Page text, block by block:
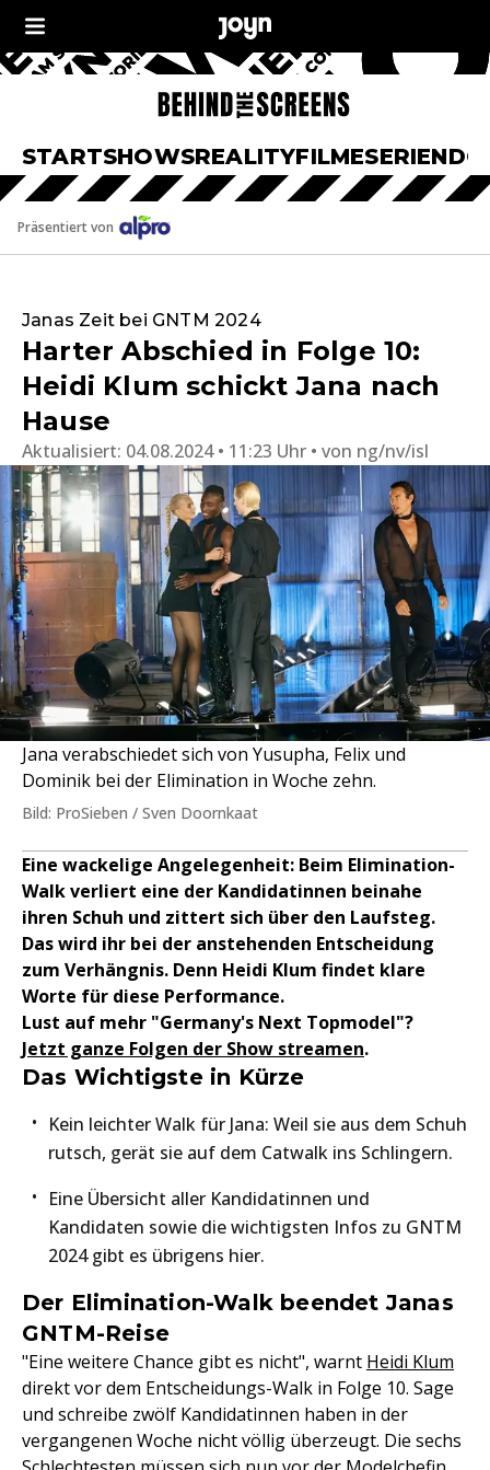
STARTSHOWSREALITYFILMESERIEN
Präsentiert von
Janas Zeit bei GNTM 2024
Harter Abschied in Folge 10:
Heidi Klum schickt Jana nach
Hause
Aktualisiert: 04.08.2024 • 11:23 Uhr von ng/nv/isl
Jana verabschiedet sich von Yusupha, Felix und
Dominik bei der Elimination in Woche zehn.
Bild: ProSieben / Sven Doornkaat
Eine wackelige Angelegenheit: Beim Elimination-
Walk verliert eine der Kandidatinnen beinahe
ihren Schuh und zittert sich über den Laufsteg.
Das wird ihr bei der anstehenden Entscheidung
zum Verhängnis. Denn Heidi Klum findet klare
Worte für diese Performance.
Lust auf mehr "Germany's Next Topmodel"?
Jetzt ganze Folgen der Show streamen.
Das Wichtigste in Kürze
Kein leichter Walk für Jana: Weil sie aus dem Schuh
rutsch, gerät sie auf dem Catwalk ins Schlingern.
Eine Übersicht aller Kandidatinnen und
Kandidaten sowie die wichtigsten Infos zu GNTM
2024 gibt es übrigens hier.
Der Elimination-Walk beendet Janas
GNTM-Reise
"Eine weitere Chance gibt es nicht", warnt Heidi Klum
direkt vor dem Entscheidungs-Walk in Folge 10. Sage
und schreibe zwölf Kandidatinnen haben in der
vergangenen Woche nicht völlig überzeugt. Die sechs